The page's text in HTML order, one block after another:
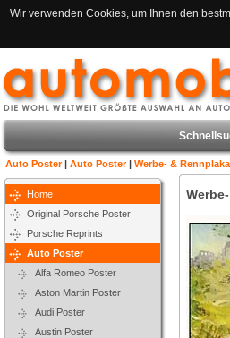
Wir verwenden Cookies, um Ihnen den
Auto Poster| Auto Poster| Werbe- &
Home
Original Porsche Poster
Porsche Reprints
Auto Poster
Alfa Romeo Poster
Aston Martin Poster
Audi Poster
Austin Poster